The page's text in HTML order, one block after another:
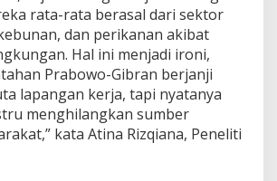
rata-rata berasal dari sektor
dan perikanan akibat
Hal ini menjadi ironi,
Prabowo-Gibran berjanji
lapangan kerja, tapi nyatanya
menghilangkan sumber
kata Atina Rizqiana, Peneliti